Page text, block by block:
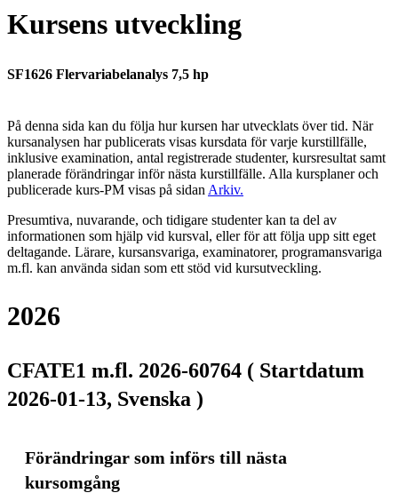
Kursens utveckling
SF1626 Flervariabelanalys 7,5 hp
På denna sida kan du följa hur kursen har utvecklats över tid. När
kursanalysen har publicerats visas kursdata för varje kurstillfälle,
inklusive examination, antal registrerade studenter, kursresultat samt
planerade förändringar inför nästa kurstillfälle. Alla kursplaner och
publicerade kurs-PM visas på sidan Arkiv.
Presumtiva, nuvarande, och tidigare studenter kan ta del av
informationen som hjälp vid kursval, eller för att följa upp sitt eget
deltagande. Lärare, kursansvariga, examinatorer, programansvariga
m.fl. kan använda sidan som ett stöd vid kursutveckling.
2026
CFATE1 m.fl. 2026-60764 ( Startdatum
2026-01-13, Svenska )
Förändringar som införs till nästa
kursomgång